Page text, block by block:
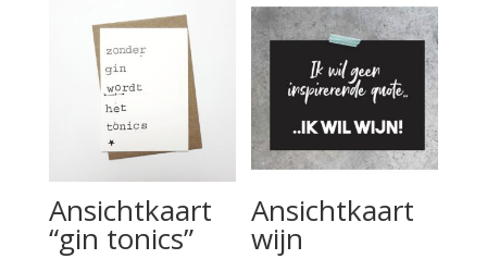
Ansichtkaart
“gin tonics”
Ansichtkaart
wijn